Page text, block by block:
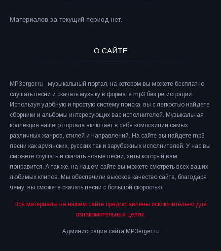
Материалов за текущий период нет.
О САЙТЕ
MP3erger.ru - музыкальный портал, на котором вы можете бесплатно
слушать песни и скачать музыку в формате mp3 без регистрации.
Используя удобную и простую систему поиска, вы с легкостью найдете
сборники и альбомы интересующих вас исполнителей. Музыкальная
коллекция нашего портала включает в себя композиции самых
различных жанров, стилей и направлений. На сайте вы найдете mp3
песни как армянских, русских так и зарубежных исполнителей. У нас вы
сможете слушать и скачать новые песни, хиты который вам
понравится. А так же, на нашем сайте вы можете смотреть всех ваших
любимых клипов. Мы обеспечили высокое качество сайта, благодаря
чему, вы сможете скачать песни с большой скоростью.
Все материалы на нашем сайте предоставлены исключительно для
ознакомительных целях.
Администрация сайта MP3erger.ru